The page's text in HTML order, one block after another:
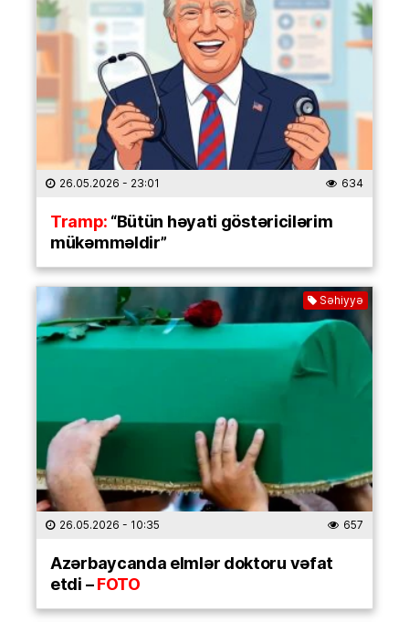
26.05.2026 - 23:01 634
Tramp:“Bütün həyati göstəricilərim
mükəmməldir”
Səhiyyə
26.05.2026 - 10:35 657
Azərbaycanda elmlər doktoru vəfat
etdi –FOTO